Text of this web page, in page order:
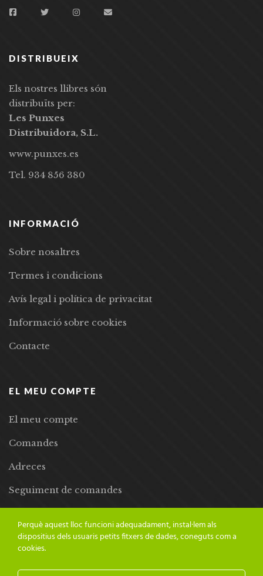
DISTRIBUEIX
Els nostres llibres són
distribuïts per:
Les Punxes
Distribuidora, S.L.
www.punxes.es
Tel. 934 856 380
INFORMACIÓ
Sobre nosaltres
Termes i condicions
Avís legal i política de privacitat
Informació sobre cookies
Contacte
EL MEU COMPTE
El meu compte
Comandes
Adreces
Seguiment de comandes
Perquè aquest lloc funcioni adequadament, instal·lem als
dispositius dels usuaris petits fitxers de dades, coneguts com a
cookies.